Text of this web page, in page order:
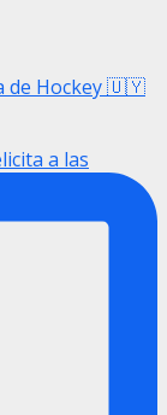
de Hockey 🇺🇾
a las